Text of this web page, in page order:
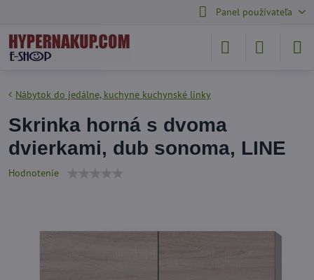
Panel používateľa
Nábytok do jedálne, kuchyne kuchynské linky
Skrinka horná s dvoma
dvierkami, dub sonoma, LINE
Hodnotenie